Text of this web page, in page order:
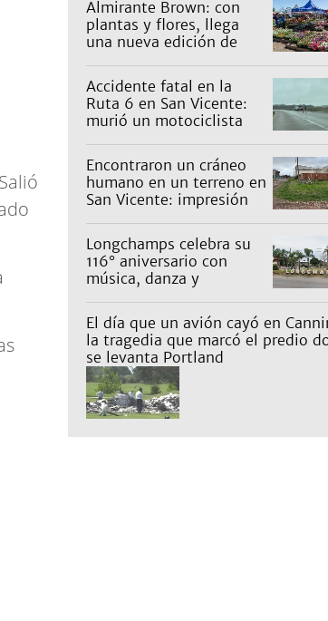
Almirante Brown: con
plantas y flores, llega
una nueva edición de
Accidente fatal en la
Ruta 6 en San Vicente:
murió un motociclista
Encontraron un cráneo
humano en un terreno en
San Vicente: impresión
Longchamps celebra su
116° aniversario con
música, danza y
familia
El día que un avión cayó en
la tragedia que marcó el predio
se levanta Portland